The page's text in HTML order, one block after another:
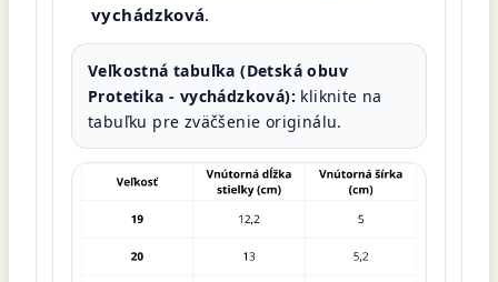
vychádzková.
Veľkostná tabuľka (Detská obuv
Protetika - vychádzková): kliknite na
tabuľku pre zväčšenie originálu.